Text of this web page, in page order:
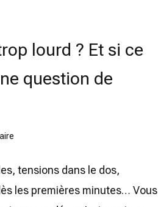
lourd ? Et si ce
question de
trop
lourd
tensions dans le dos,
les premières minutes… Vous